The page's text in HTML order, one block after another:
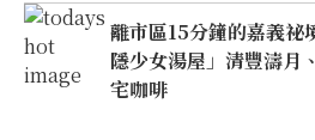
離市區15分鐘的嘉義祕
隱少女湯屋」清豐濤月
宅咖啡